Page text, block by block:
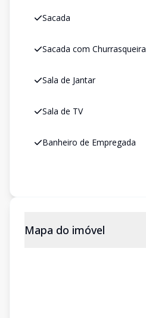
Sacada
Sacada com Churrasqueira
Sala de Jantar
Sala de TV
Banheiro de Empregada
Mapa do imóvel